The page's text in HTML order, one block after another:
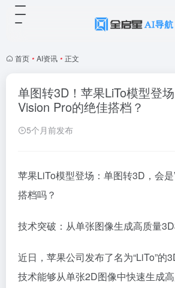
首页 • AI资讯 • 正文
单图转3D！苹果LiTo模型登
Vision Pro的绝佳搭档？
5个月前发布
苹果LiTo模型登场：单图转3D，会
搭档吗？
技术突破：从单张图像生成高质量
近日，苹果公司发布了名为“LiTo”的
技术能够从单张2D图像中快速生成